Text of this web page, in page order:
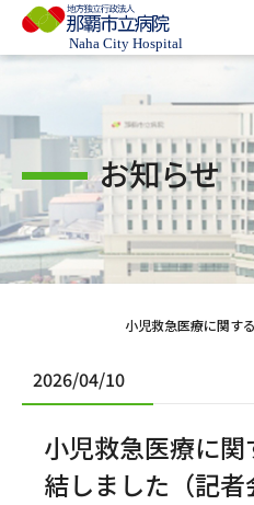
お知らせ
小児救急医療に関す
2026/04/10
小児救急医療に
結しました（記者